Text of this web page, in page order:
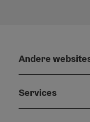
Andere
Services